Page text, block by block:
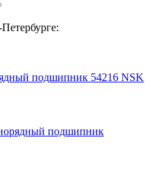
подшипник 54216 NSK
подшипник